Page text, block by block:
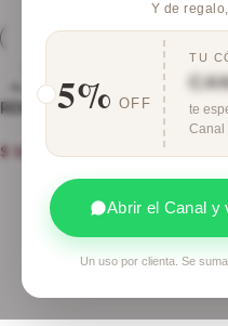
Y de
5% OFF
TU
te
Canal
Abrir el Canal y
Un uso por clienta. Se
AGOTADO
REMERA ZENDAYA
$ 18.000,00